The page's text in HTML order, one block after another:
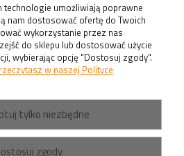
technologie umożliwiają poprawne
nam dostosować ofertę do Twoich
wykorzystanie przez nas
do sklepu lub dostosować użycie
wybierając opcję "Dostosuj zgody".
w naszej Polityce
tylko niezbędne
zgody